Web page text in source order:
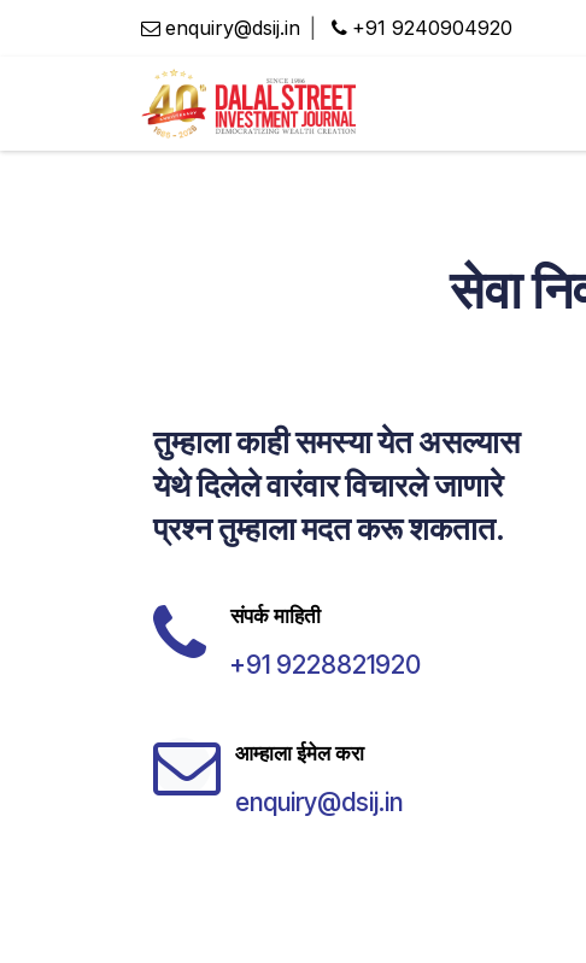
enquiry@dsij.in ​+91 9240904920
सेवा
तुम्हाला काही समस्या येत असल्यास
येथे दिलेले वारंवार विचारले जाणारे
प्रश्न तुम्हाला मदत करू शकतात. ​
संपर्क माहिती
+91 9228821920
आम्हाला ईमेल करा
enquiry@dsij.in